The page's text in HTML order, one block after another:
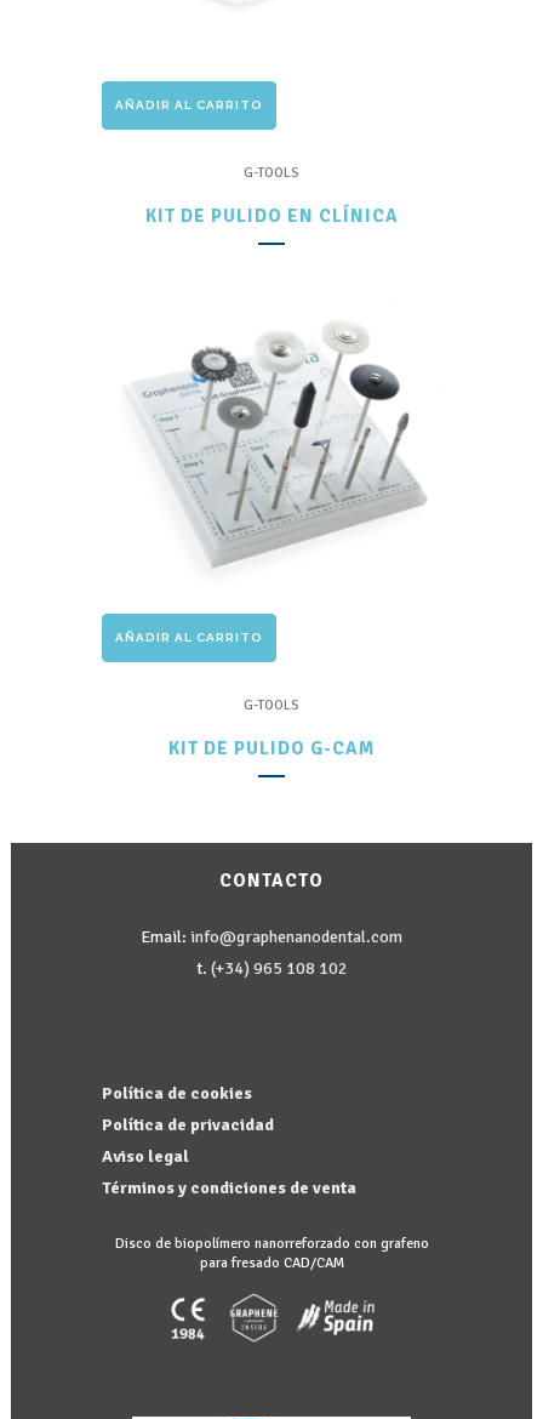
AÑADIR AL CARRITO
G-TOOLS
KIT DE PULIDO EN CLÍNICA
AÑADIR AL CARRITO
G-TOOLS
KIT DE PULIDO G-CAM
CONTACTO
Email: info@graphenanodental.com
t. (+34) 965 108 102
Política de cookies
Política de privacidad
Aviso legal
Términos y condiciones de venta
Disco de biopolímero nanorreforzado con grafeno
para fresado CAD/CAM